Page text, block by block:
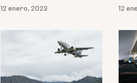
12 enero, 2023 12